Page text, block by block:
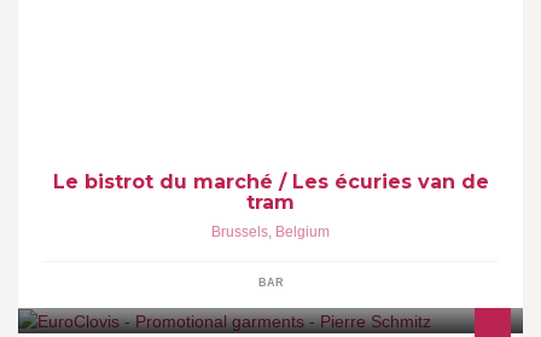
Le bistrot du marché / Les écuries van de
tram
Brussels, Belgium
BAR